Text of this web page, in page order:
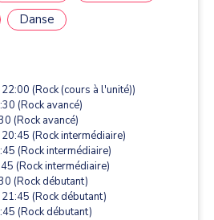
Danse
(Rock (cours à l'unité))
(Rock avancé)
(Rock avancé)
(Rock intermédiaire)
(Rock intermédiaire)
(Rock intermédiaire)
(Rock débutant)
(Rock débutant)
(Rock débutant)